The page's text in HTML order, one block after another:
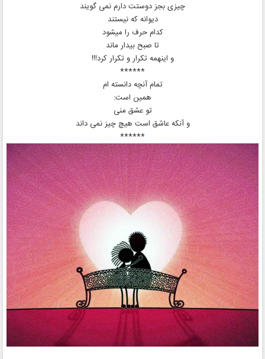
ﭼﯿﺰﯼ ﺑﺠﺰ ﺩﻭﺳﺘﺖ ﺩﺍﺭﻡ ﻧﻤﯽ ﮔﻮﯾﻨﺪ
ﺩﯾﻮﺍﻧﻪ ﮐﻪ ﻧﯿﺴﺘﻨﺪ
ﮐﺪﺍﻡ ﺣﺮﻑ ﺭﺍ ﻣﯿﺸﻮﺩ
ﺗﺎ ﺻﺒﺢ ﺑﯿﺪﺍﺭ ﻣﺎﻧﺪ
ﻭ ﺍﯾﻨﻬﻤﻪ ﺗﮑﺮﺍﺭ و تکرار ﮐﺮﺩ!!!
******
تمام آنچه دانسته‌ ام
همین است:
تو عشق منی
و آنکه عاشق است هیچ چیز نمی‌ داند
******